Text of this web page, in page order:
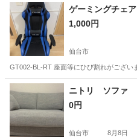
福島 郡山市 喜久田駅
ゲーミングチェ
1,000円
仙台市
GT002-BL-RT 座面等にひび割れがござい
宮城 仙台市 椅子
ニトリ ソファ
0円
仙台市 8月8日